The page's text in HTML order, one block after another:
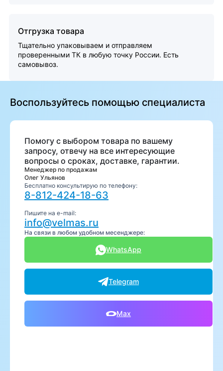
Отгрузка товара
Тщательно упаковываем и отправляем
проверенными ТК в любую точку России. Есть
самовывоз.
Воспользуйтесь помощью специалиста
Помогу с выбором товара по вашему
запросу, отвечу на все интересующие
вопросы о сроках, доставке, гарантии.
Менеджер по продажам
Олег Ульянов
Бесплатно консультирую по телефону:
8-812-424-18-63
Пишите на e-mail:
info@velmas.ru
На связи в любом удобном месенджере:
WhatsApp
Telegram
Max